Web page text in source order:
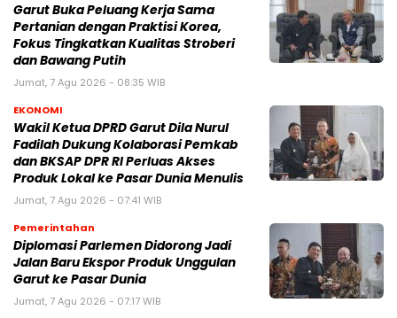
Garut Buka Peluang Kerja Sama
Pertanian dengan Praktisi Korea,
Fokus Tingkatkan Kualitas Stroberi
dan Bawang Putih
Jumat, 7 Agu 2026 - 08:35 WIB
EKONOMI
Wakil Ketua DPRD Garut Dila Nurul
Fadilah Dukung Kolaborasi Pemkab
dan BKSAP DPR RI Perluas Akses
Produk Lokal ke Pasar Dunia Menulis
Jumat, 7 Agu 2026 - 07:41 WIB
Pemerintahan
Diplomasi Parlemen Didorong Jadi
Jalan Baru Ekspor Produk Unggulan
Garut ke Pasar Dunia
Jumat, 7 Agu 2026 - 07:17 WIB